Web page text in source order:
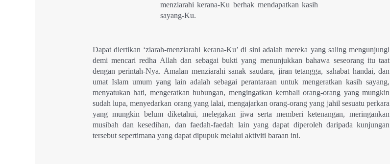
menziarahi kerana-Ku berhak mendapatkan kasih
sayang-Ku.
Dapat diertikan ‘ziarah-menziarahi kerana-Ku’ di sini adalah mereka yang saling mengunjungi
demi mencari redha Allah dan sebagai bukti yang menunjukkan bahawa seseorang itu taat
dengan perintah-Nya. Amalan menziarahi sanak saudara, jiran tetangga, sahabat handai, dan
umat Islam umum yang lain adalah sebagai perantaraan untuk mengeratkan kasih sayang,
menyatukan hati, mengeratkan hubungan, mengingatkan kembali orang-orang yang mungkin
sudah lupa, menyedarkan orang yang lalai, mengajarkan orang-orang yang jahil sesuatu perkara
yang mungkin belum diketahui, melegakan jiwa serta memberi ketenangan, meringankan
musibah dan kesedihan, dan faedah-faedah lain yang dapat diperoleh daripada kunjungan
tersebut sepertimana yang dapat dipupuk melalui aktiviti baraan ini.